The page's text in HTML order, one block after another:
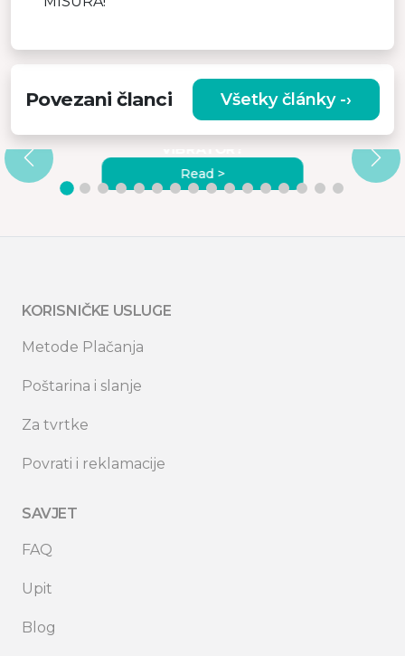
Povezani članci Všetky články -›
ZAŠTO ODABRATI
VISOKOKVALITETNI MASAŽNI
VIBRATOR?
Read >
KORISNIČKE USLUGE
Metode Plačanja
Poštarina i slanje
Za tvrtke
Povrati i reklamacije
SAVJET
FAQ
Upit
Blog